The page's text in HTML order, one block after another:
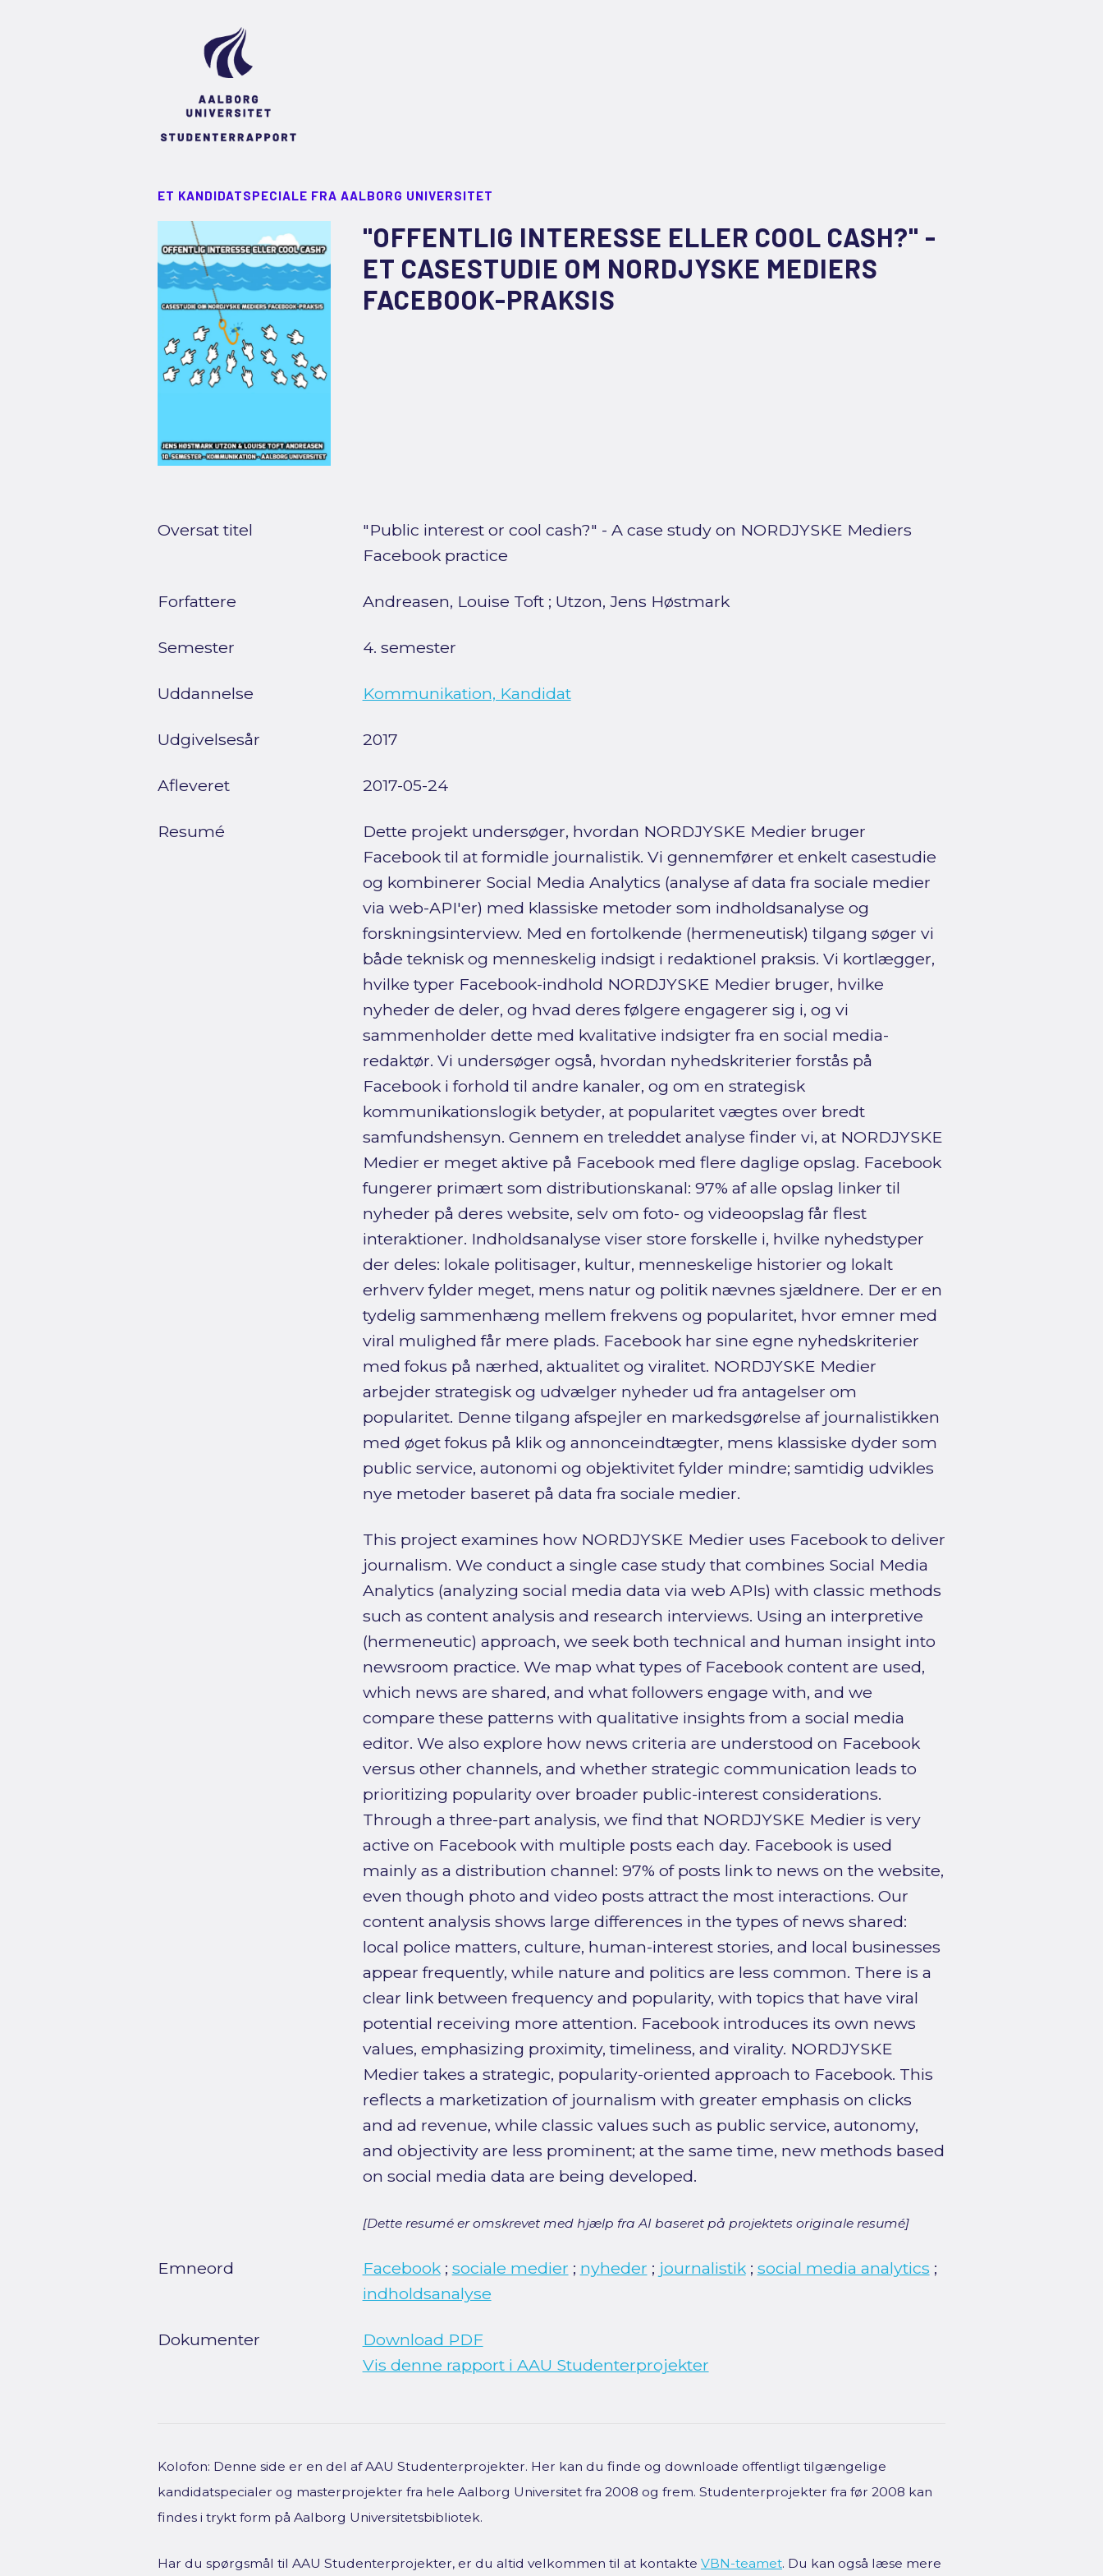
ET KANDIDATSPECIALE FRA AALBORG UNIVERSITET
"OFFENTLIG INTERESSE ELLER COOL CASH?" -
ET CASESTUDIE OM NORDJYSKE MEDIERS
FACEBOOK-PRAKSIS
Oversat titel
"Public interest or cool cash?" - A case study on NORDJYSKE Mediers
Facebook practice
Forfattere Andreasen, Louise Toft; Utzon, Jens Høstmark
Semester 4. semester
Uddannelse Kommunikation, Kandidat
Udgivelsesår 2017
Afleveret 2017-05-24
Resumé
Dette projekt undersøger, hvordan NORDJYSKE Medier bruger
Facebook til at formidle journalistik. Vi gennemfører et enkelt casestudie
og kombinerer Social Media Analytics (analyse af data fra sociale medier
via web-API'er) med klassiske metoder som indholdsanalyse og
forskningsinterview. Med en fortolkende (hermeneutisk) tilgang søger vi
både teknisk og menneskelig indsigt i redaktionel praksis. Vi kortlægger,
hvilke typer Facebook-indhold NORDJYSKE Medier bruger, hvilke
nyheder de deler, og hvad deres følgere engagerer sig i, og vi
sammenholder dette med kvalitative indsigter fra en social media-
redaktør. Vi undersøger også, hvordan nyhedskriterier forstås på
Facebook i forhold til andre kanaler, og om en strategisk
kommunikationslogik betyder, at popularitet vægtes over bredt
samfundshensyn. Gennem en treleddet analyse finder vi, at NORDJYSKE
Medier er meget aktive på Facebook med flere daglige opslag. Facebook
fungerer primært som distributionskanal: 97% af alle opslag linker til
nyheder på deres website, selv om foto- og videoopslag får flest
interaktioner. Indholdsanalyse viser store forskelle i, hvilke nyhedstyper
der deles: lokale politisager, kultur, menneskelige historier og lokalt
erhverv fylder meget, mens natur og politik nævnes sjældnere. Der er en
tydelig sammenhæng mellem frekvens og popularitet, hvor emner med
viral mulighed får mere plads. Facebook har sine egne nyhedskriterier
med fokus på nærhed, aktualitet og viralitet. NORDJYSKE Medier
arbejder strategisk og udvælger nyheder ud fra antagelser om
popularitet. Denne tilgang afspejler en markedsgørelse af journalistikken
med øget fokus på klik og annonceindtægter, mens klassiske dyder som
public service, autonomi og objektivitet fylder mindre; samtidig udvikles
nye metoder baseret på data fra sociale medier.
This project examines how NORDJYSKE Medier uses Facebook to deliver
journalism. We conduct a single case study that combines Social Media
Analytics (analyzing social media data via web APIs) with classic methods
such as content analysis and research interviews. Using an interpretive
(hermeneutic) approach, we seek both technical and human insight into
newsroom practice. We map what types of Facebook content are used,
which news are shared, and what followers engage with, and we
compare these patterns with qualitative insights from a social media
editor. We also explore how news criteria are understood on Facebook
versus other channels, and whether strategic communication leads to
prioritizing popularity over broader public-interest considerations.
Through a three-part analysis, we find that NORDJYSKE Medier is very
active on Facebook with multiple posts each day. Facebook is used
mainly as a distribution channel: 97% of posts link to news on the website,
even though photo and video posts attract the most interactions. Our
content analysis shows large differences in the types of news shared:
local police matters, culture, human-interest stories, and local businesses
appear frequently, while nature and politics are less common. There is a
clear link between frequency and popularity, with topics that have viral
potential receiving more attention. Facebook introduces its own news
values, emphasizing proximity, timeliness, and virality. NORDJYSKE
Medier takes a strategic, popularity-oriented approach to Facebook. This
reflects a marketization of journalism with greater emphasis on clicks
and ad revenue, while classic values such as public service, autonomy,
and objectivity are less prominent; at the same time, new methods based
on social media data are being developed.
[Dette resumé er omskrevet med hjælp fra AI baseret på projektets originale resumé]
Emneord Facebook; sociale medier ; nyheder ; journalistik; social media analytics ;
indholdsanalyse
Dokumenter
Download PDF
Vis denne rapport i AAU Studenterprojekter
Kolofon: Denne side er en del af AAU Studenterprojekter. Her kan du finde og downloade offentligt tilgængelige
kandidatspecialer og masterprojekter fra hele Aalborg Universitet fra 2008 og frem. Studenterprojekter fra før 2008 kan
findes i trykt form på Aalborg Universitetsbibliotek.
Har du spørgsmål til AAU Studenterprojekter, er du altid velkommen til at kontakte VBN-teamet. Du kan også læse mere